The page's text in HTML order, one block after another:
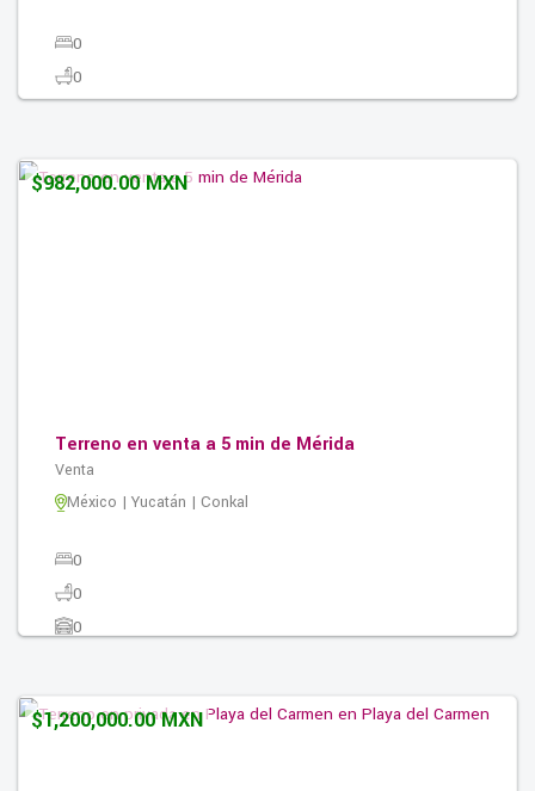
0
0
Terreno en venta a 5 min de Mérida
Venta
México | Yucatán | Conkal
0
0
0
$982,000.00 MXN
$1,200,000.00 MXN